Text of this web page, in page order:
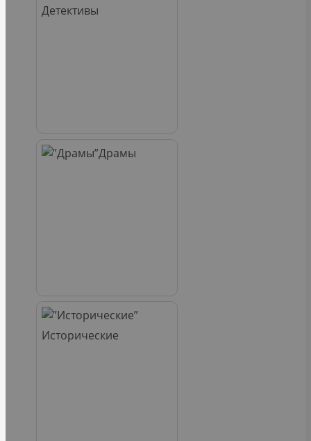
Детективы
Драмы
Исторические